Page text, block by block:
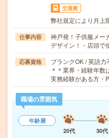
交通費
弊社規定により月上
仕事内容
神戸発！子供服メー
デザイン！・店頭で
応募資格
ブランクOK / 英語力
＊＊業界・経験年
実務経験がある方
職場の雰囲気
年齢層
20代
30代